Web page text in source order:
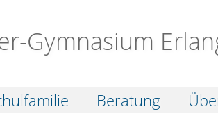
Gymnasium
Beratung